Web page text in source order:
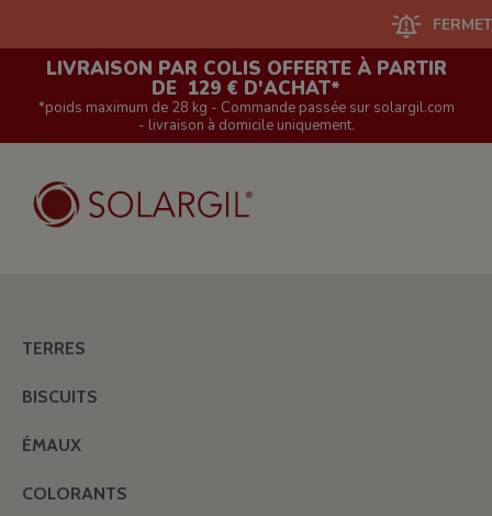
FERMETURE
LIVRAISON PAR COLIS OFFERTE À PARTIR
DE 129 € D'ACHAT*
*poids maximum de 28 kg - Commande passée sur solargil.com
- livraison à domicile uniquement.
TERRES
BISCUITS
ÉMAUX
COLORANTS